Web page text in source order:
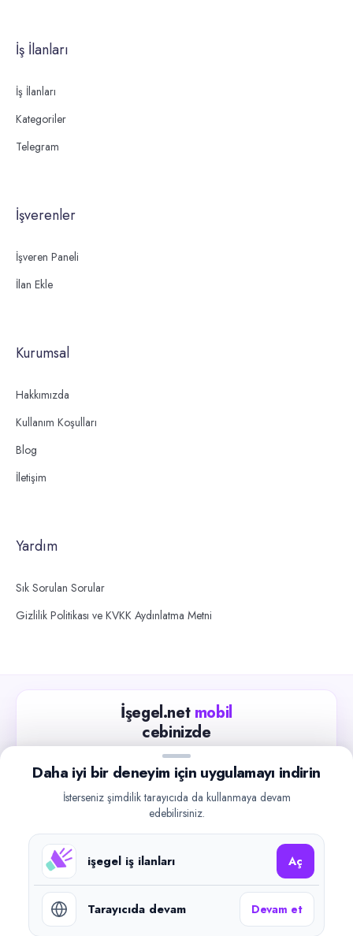
İş İlanları
İş İlanları
Kategoriler
Telegram
İşverenler
İşveren Paneli
İlan Ekle
Kurumsal
Hakkımızda
Kullanım Koşulları
Blog
İletişim
Yardım
Sık Sorulan Sorular
Gizlilik Politikası ve KVKK Aydınlatma Metni
İşegel.net mobil
cebinizde
Güncel iş ilanlarını takip edin, işverenlerle hızlıca
iletişime geçin.
Google Play
©2026işegel.net. Tüm hakları saklıdır.
Daha iyi bir deneyim için uygulamayı indirin
İsterseniz şimdilik tarayıcıda da kullanmaya devam
edebilirsiniz.
işegel iş ilanları Aç
Tarayıcıda devam Devam et